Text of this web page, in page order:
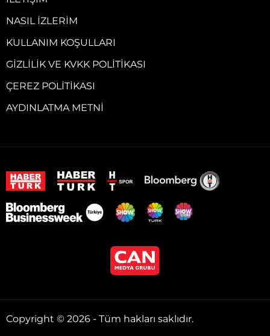
NASIL İZLERIM
KULLANIM KOŞULLARI
GIZLILIK VE KVKK POLITIKASI
ÇEREZ POLITIKASI
AYDINLATMA METNI
Copyright © 2026 - Tüm hakları saklıdır.